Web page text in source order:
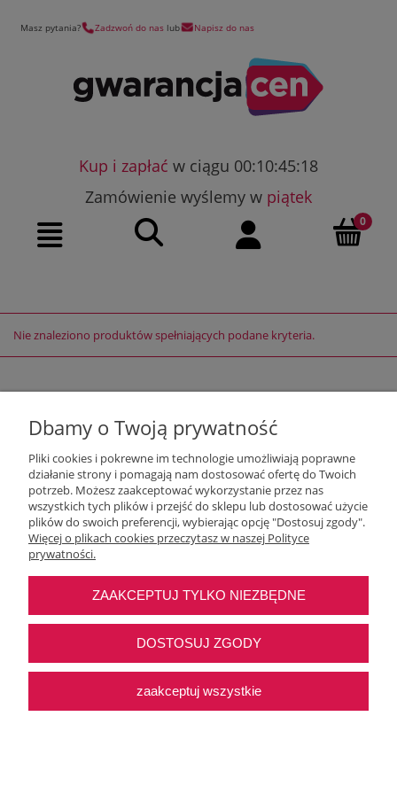
Masz pytania? Zadzwoń do nas lub Napisz do nas
Kup i zapłać w ciągu 00:10:45:18
Zamówienie wyślemy w piątek
Nie znaleziono produktów spełniających podane kryteria.
Moje konto
Najczęstsze pytania
Pomoc
Dbamy o Twoją prywatność
Pliki cookies i pokrewne im technologie umożliwiają poprawne
działanie strony i pomagają nam dostosować ofertę do Twoich
potrzeb. Możesz zaakceptować wykorzystanie przez nas
wszystkich tych plików i przejść do sklepu lub dostosować użycie
plików do swoich preferencji, wybierając opcję "Dostosuj zgody".
Więcej o plikach cookies przeczytasz w naszej Polityce
prywatności.
ZAAKCEPTUJ TYLKO NIEZBĘDNE
DOSTOSUJ ZGODY
zaakceptuj wszystkie